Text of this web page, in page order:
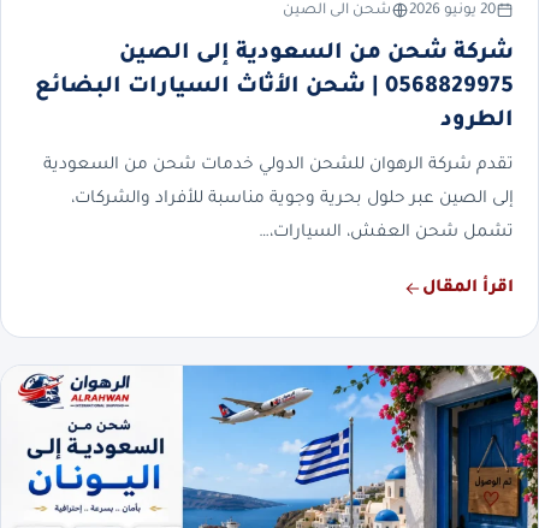
20 يونيو 2026 شحن الى الصين
شركة شحن من السعودية إلى الصين
0568829975 | شحن الأثاث السيارات البضائع
الطرود
تقدم شركة الرهوان للشحن الدولي خدمات شحن من السعودية
إلى الصين عبر حلول بحرية وجوية مناسبة للأفراد والشركات،
تشمل شحن العفش، السيارات،…
اقرأ المقال